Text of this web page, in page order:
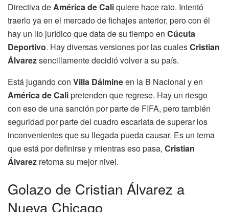
Directiva de América de Caliquiere hace rato. Intentó
traerlo ya en el mercado de fichajes anterior, pero con él
hay un lío jurídico que data de su tiempo en Cúcuta
Deportivo. Hay diversas versiones por las cualesCristian
Álvarezsencillamente decidió volver a su país.
Está jugando con Villa Dálmineen la B Nacional y en
América de Calipretenden que regrese. Hay un riesgo
con eso de una sanción por parte de FIFA, pero también
seguridad por parte del cuadro escarlata de superar los
inconvenientes que su llegada pueda causar. Es un tema
que está por definirse y mientras eso pasa, Cristian
Álvarez retoma su mejor nivel.
Golazo de Cristian Álvarez a
Nueva Chicago